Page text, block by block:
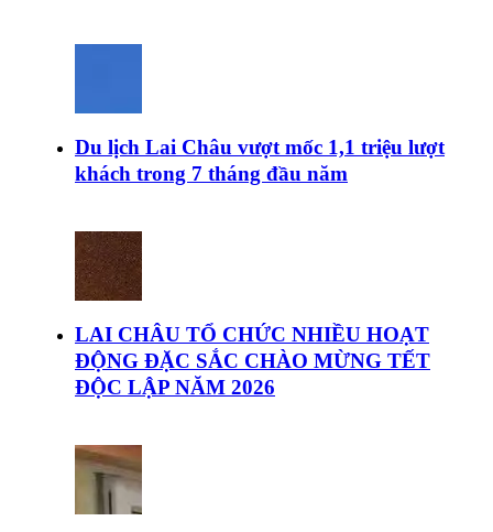
Du lịch Lai Châu vượt mốc 1,1 triệu lượt
khách trong 7 tháng đầu năm
LAI CHÂU TỔ CHỨC NHIỀU HOẠT
ĐỘNG ĐẶC SẮC CHÀO MỪNG TẾT
ĐỘC LẬP NĂM 2026